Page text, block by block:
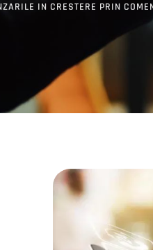
IN CRESTERE PRIN